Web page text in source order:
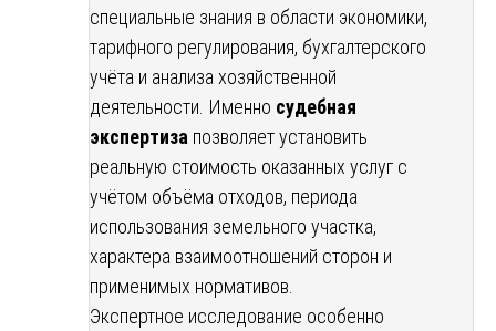
специальные знания в области экономики,
тарифного регулирования, бухгалтерского
учёта и анализа хозяйственной
деятельности. Именно судебная
экспертиза позволяет установить
реальную стоимость оказанных услуг с
учётом объёма отходов, периода
использования земельного участка,
характера взаимоотношений сторон и
применимых нормативов.
Экспертное исследование особенно